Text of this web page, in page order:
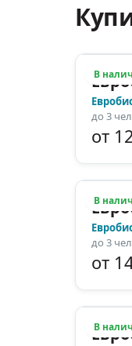
В
до 3
от
В
до 3
от
В